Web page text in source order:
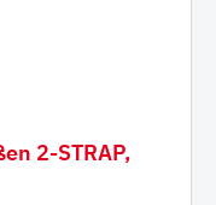
2-STRAP,